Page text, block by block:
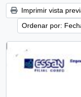
Imprimir vista
Ordenar por: